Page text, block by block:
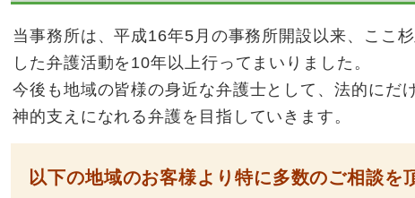
当事務所は、平成16年5月の事務所開設以来、ここ
した弁護活動を10年以上行ってまいりました。
今後も地域の皆様の身近な弁護士として、法的にだ
神的支えになれる弁護を目指していきます。
以下の地域のお客様より特に多数のご相談を